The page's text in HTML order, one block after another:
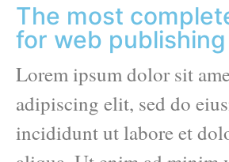
The most
for web publishing
Lorem ipsum dolor sit
adipiscing elit, sed do
incididunt ut labore et